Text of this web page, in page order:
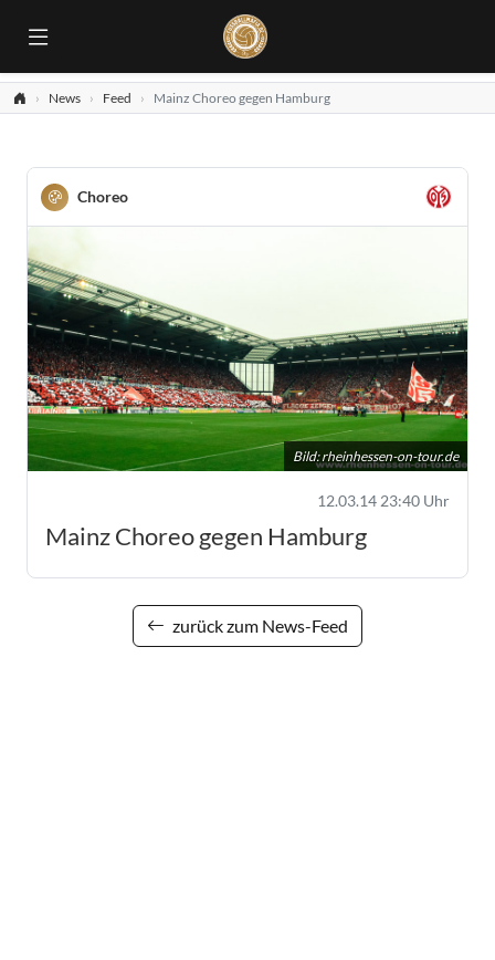
News Feed Mainz Choreo gegen Hamburg
Choreo
Bild:rheinhessen-on-tour.de
12.03.14 23:40 Uhr
Mainz Choreo gegen Hamburg
zurück zum News-Feed